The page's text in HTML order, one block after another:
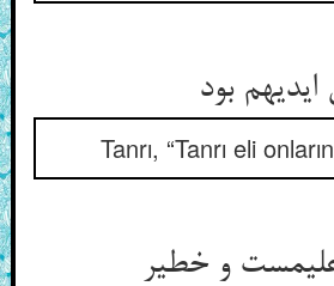
Tanrı, “Tanrı eli